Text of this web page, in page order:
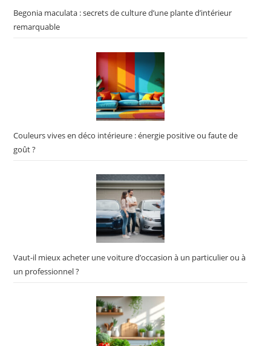
Begonia maculata : secrets de culture d’une plante d’intérieur
remarquable
Couleurs vives en déco intérieure : énergie positive ou faute de
goût ?
Vaut-il mieux acheter une voiture d’occasion à un particulier ou à
un professionnel ?